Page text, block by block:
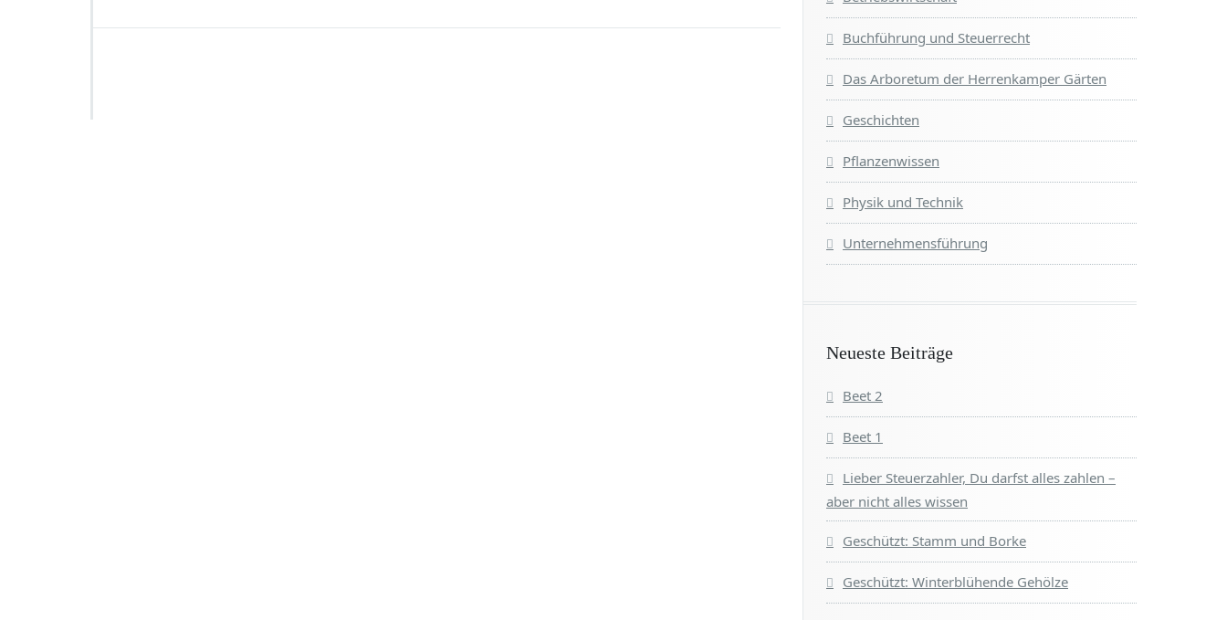
Buchführung und Steuerrecht
Das Arboretum der Herrenkamper Gärten
Geschichten
Pflanzenwissen
Physik und Technik
Unternehmensführung
Neueste Beiträge
Beet 2
Beet 1
Lieber Steuerzahler, Du darfst alles zahlen –
aber nicht alles wissen
Geschützt: Stamm und Borke
Geschützt: Winterblühende Gehölze